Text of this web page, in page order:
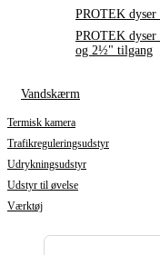
PROTEK
PROTEK dyser
og 2½" tilgang
Vandskærm
Termisk kamera
Trafikreguleringsudstyr
Udrykningsudstyr
Udstyr til øvelse
Værktøj